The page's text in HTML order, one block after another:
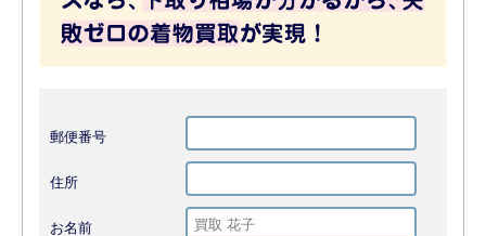
郵便番号
住所
お名前